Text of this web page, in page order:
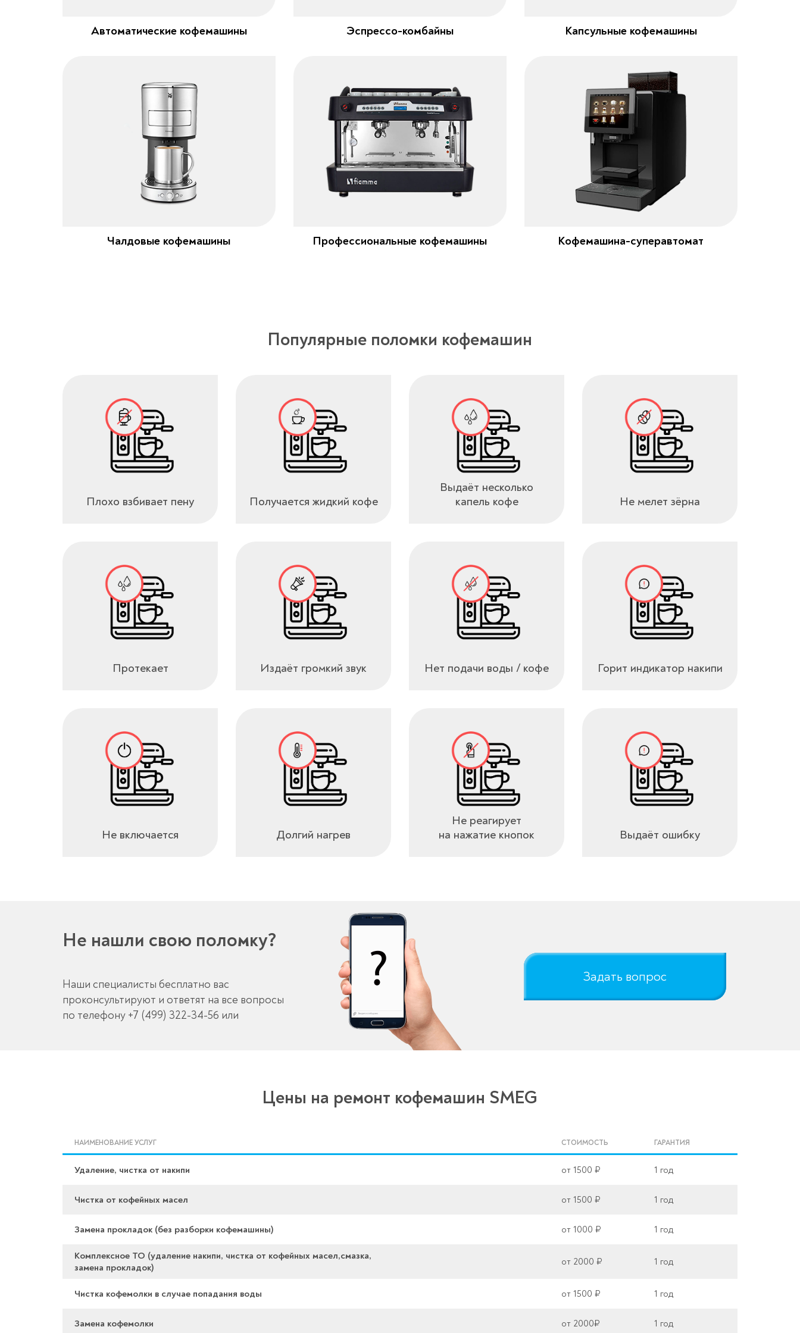
Автоматические кофемашины Эспрессо-комбайны Капсульные кофемашины
Чалдовые кофемашины Профессиональные кофемашины Кофемашина-суперавтомат
Популярные поломки кофемашин
Плохо взбивает пену Получается жидкий кофе
Выдаёт несколько
капель кофе
Не мелет зёрна
Протекает Издаёт громкий звук Нет подачи воды / кофе Горит индикатор накипи
Не включается Долгий нагрев
Не реагирует
на нажатие кнопок
Выдаёт ошибку
Не нашли свою поломку?
Наши специалисты бесплатно вас
проконсультируют и ответят на все вопросы
по телефону +7 (499) 322-34-56 или
Задать вопрос
Цены на ремонт кофемашин SMEG
НАИМЕНОВАНИЕ УСЛУГ СТОИМОСТЬ ГАРАНТИЯ
Удаление, чистка от накипи от 1500 ₽ 1 год
Чистка от кофейных масел от 1500 ₽ 1 год
Замена прокладок (без разборки кофемашины) от 1000 ₽ 1 год
Комплексное ТО (удаление накипи, чистка от кофейных масел,смазка,
замена прокладок)
от 2000 ₽ 1 год
Чистка кофемолки в случае попадания воды от 1500 ₽ 1 год
Замена кофемолки от 2000₽ 1 год